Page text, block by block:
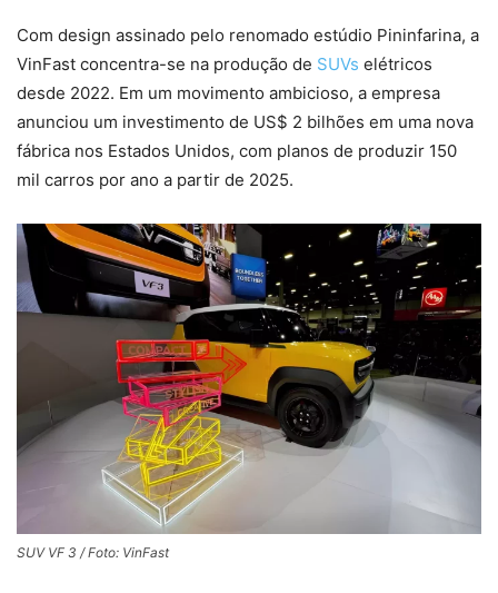
Com design assinado pelo renomado estúdio Pininfarina, a
VinFast concentra-se na produção de SUVs elétricos
desde 2022. Em um movimento ambicioso, a empresa
anunciou um investimento de US$ 2 bilhões em uma nova
fábrica nos Estados Unidos, com planos de produzir 150
mil carros por ano a partir de 2025.
SUV VF 3 / Foto: VinFast